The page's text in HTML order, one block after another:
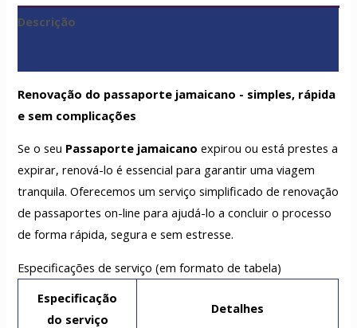
Descrição
Renovação do passaporte jamaicano - simples, rápida
e sem complicações
Se o seu Passaporte jamaicano expirou ou está prestes a
expirar, renová-lo é essencial para garantir uma viagem
tranquila. Oferecemos um serviço simplificado de renovação
de passaportes on-line para ajudá-lo a concluir o processo
de forma rápida, segura e sem estresse.
Especificações de serviço (em formato de tabela)
Especificação
do serviço
Detalhes